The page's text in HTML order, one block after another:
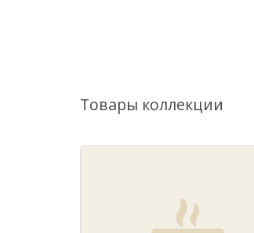
Товары коллекции